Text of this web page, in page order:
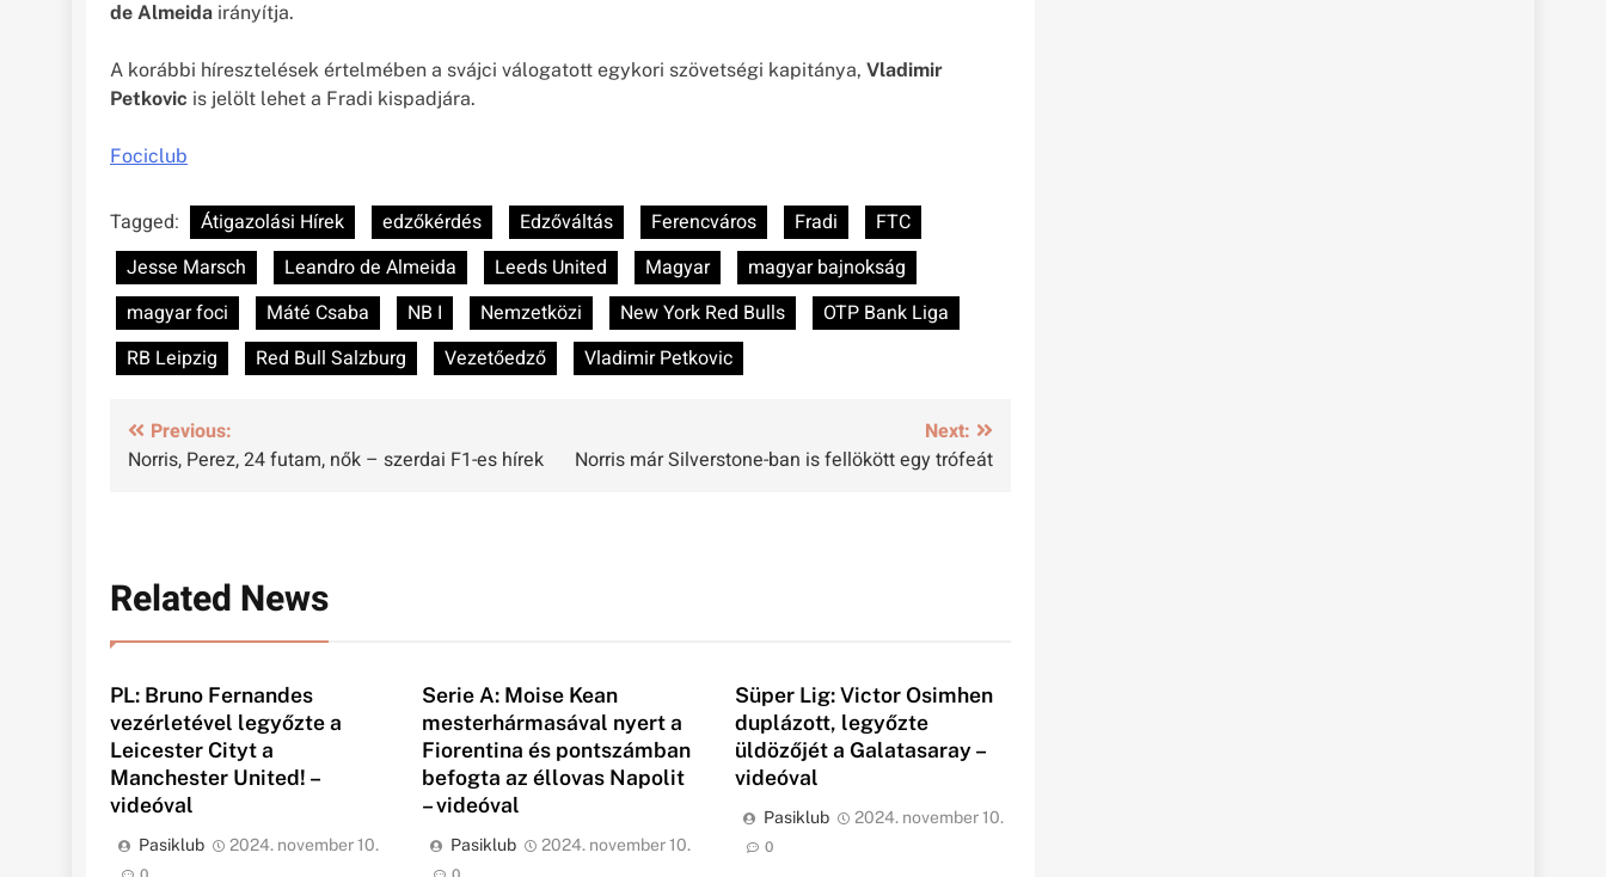
de Almeida irányítja.
A korábbi híresztelések értelmében a svájci válogatott egykori szövetségi kapitánya, Vladimir
Petkovic is jelölt lehet a Fradi kispadjára.
Fociclub
Tagged: Átigazolási Hírek edzőkérdés Edzőváltás Ferencváros Fradi
FTC
Jesse Marsch
Leandro de Almeida Leeds United Magyar
magyar bajnokság
magyar foci
Máté Csaba NB I Nemzetközi New York Red Bulls
OTP Bank Liga
RB Leipzig
Red Bull Salzburg Vezetőedző Vladimir Petkovic
Bejegyzés
navigáció
Previous:
Norris, Perez, 24 futam, nők – szerdai F1-es hírek
Next:
Norris már Silverstone-ban is fellökött egy trófeát
Related News
PL: Bruno Fernandes
vezérletével legyőzte a
Leicester Cityt a
Manchester United! –
videóval
Pasiklub 2024. november 10.
Serie A: Moise Kean
mesterhármasával nyert a
Fiorentina és pontszámban
befogta az éllovas Napolit
– videóval
Pasiklub 2024. november 10.
Süper Lig: Victor Osimhen
duplázott, legyőzte
üldözőjét a Galatasaray –
videóval
Pasiklub 2024. november 10.
0